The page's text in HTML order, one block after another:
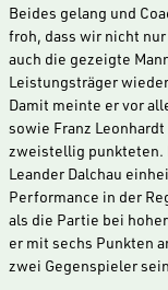
Beides gelang und
froh, dass wir nicht
auch die gezeigte
Leistungsträger
Damit meinte er vor
sowie Franz
zweistellig punkteten.
Leander Dalchau
Performance in der
als die Partie bei
er mit sechs Punkten
zwei Gegenspieler